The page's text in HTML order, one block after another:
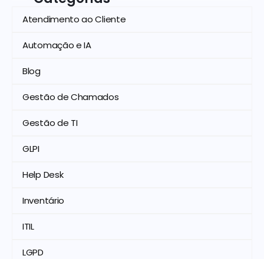
Atendimento ao Cliente
Automação e IA
Blog
Gestão de Chamados
Gestão de TI
GLPI
Help Desk
Inventário
ITIL
LGPD